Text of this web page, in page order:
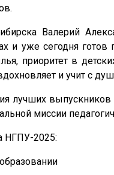
Валерий
и уже сегодня
приоритет в
и учит с
лучших
миссии
НГПУ-2025: